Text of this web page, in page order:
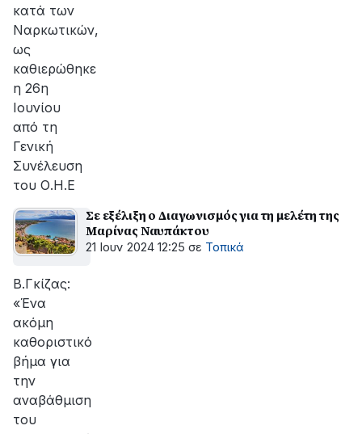
κατά των
Ναρκωτικών,
ως
καθιερώθηκε
η 26η
Ιουνίου
από τη
Γενική
Συνέλευση
του Ο.Η.Ε
Σε εξέλιξη ο Διαγωνισμός για τη μελέτη της
Μαρίνας Ναυπάκτου
21 Ιουν 2024 12:25 σε Τοπικά
Β.Γκίζας:
«Ένα
ακόμη
καθοριστικό
βήμα για
την
αναβάθμιση
του